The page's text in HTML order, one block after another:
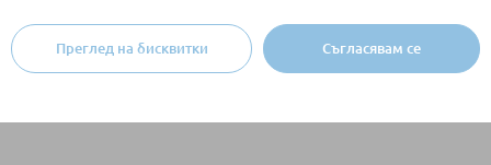
Съгласявам се
Преглед на бисквитки